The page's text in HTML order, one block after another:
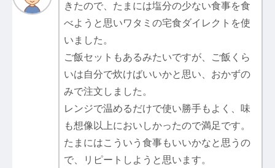
きたので、たまには塩分の少ない食事を食
べようと思いワタミの宅食ダイレクトを使
いました。
ご飯セットもあるみたいですが、ご飯くら
いは自分で炊けばいいかと思い、おかずの
みで注文しました。
レンジで温めるだけで使い勝手もよく、味
も想像以上においしかったので満足です。
たまにはこういう食事もいいかなと思うの
で、リピートしようと思います。